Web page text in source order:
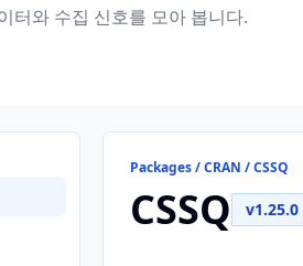
터와 수집 신호를 모아 봅니다.
Packages / CRAN / CSSQ
CSSQ v1.25.0